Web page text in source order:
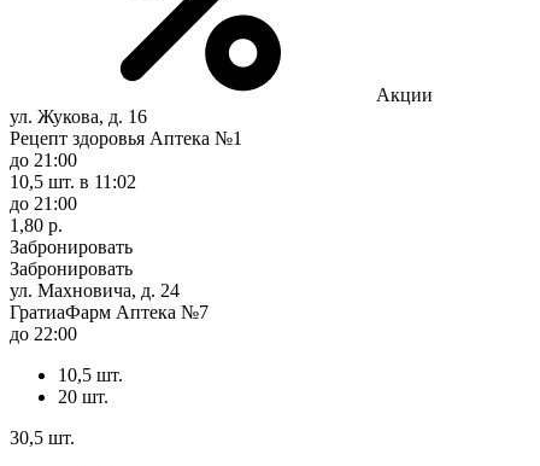
Акции
ул. Жукова, д. 16
Рецепт здоровья Аптека №1
до 21:00
10,5 шт. в 11:02
до 21:00
1,80 р.
Забронировать
Забронировать
ул. Махновича, д. 24
ГратиаФарм Аптека №7
до 22:00
10,5 шт.
20 шт.
30,5 шт.